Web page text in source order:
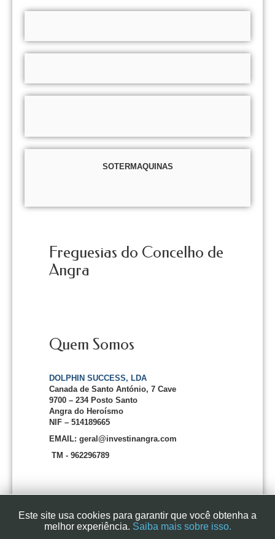
SOTERMAQUINAS
Freguesias do Concelho de
Angra
Quem Somos
DOLPHIN SUCCESS, LDA
Canada de Santo António, 7 Cave
9700 – 234 Posto Santo
Angra do Heroísmo
NIF – 514189665
EMAIL: geral@investinangra.com
TM - 962296789
Este site usa cookies para garantir que você obtenha a
melhor experiência. Saiba mais sobre isso.